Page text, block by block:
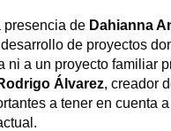
presencia de Dahianna
de proyectos
ni a un proyecto familiar
Álvarez, creador
a tener en cuenta